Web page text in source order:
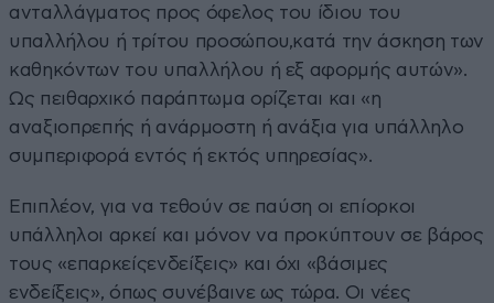
ανταλλάγματος προς όφελος του ίδιου του
υπαλλήλου ή τρίτου προσώπου,κατά την άσκηση των
καθηκόντων του υπαλλήλου ή εξ αφορμής αυτών».
Ως πειθαρχικό παράπτωμα ορίζεται και «η
αναξιοπρεπής ή ανάρμοστη ή ανάξια για υπάλληλο
συμπεριφορά εντός ή εκτός υπηρεσίας».
Επιπλέον, για να τεθούν σε παύση οι επίορκοι
υπάλληλοι αρκεί και μόνον να προκύπτουν σε βάρος
τους «επαρκείςενδείξεις» και όχι «βάσιμες
ενδείξεις», όπως συνέβαινε ως τώρα. Οι νέες